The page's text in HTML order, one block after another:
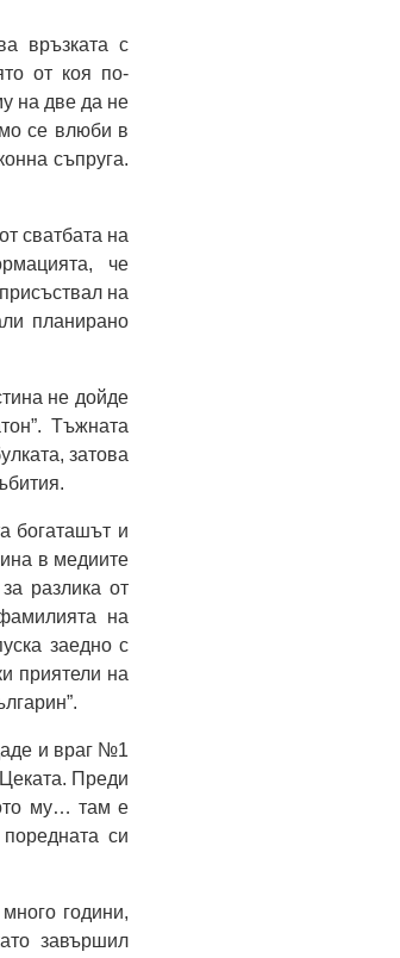
връзката с
от коя по-
на две да не
се влюби в
съпруга.
сватбата на
че
на
планирано
не дойде
Тъжната
затова
богаташът и
в медиите
разлика от
на
заедно с
приятели на
и враг №1
Преди
му… там е
си
години,
завършил